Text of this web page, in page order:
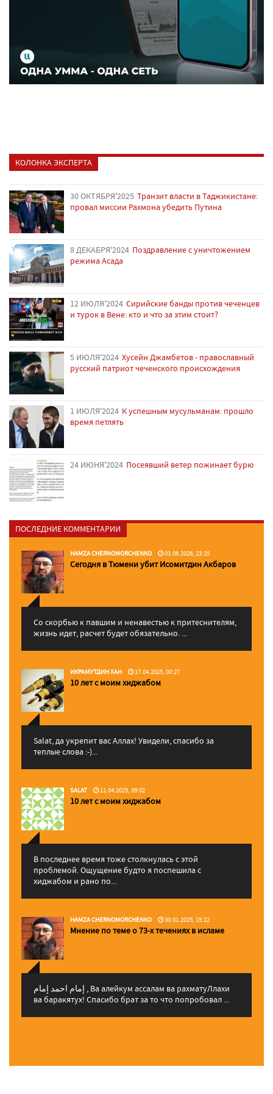
КОЛОНКА ЭКСПЕРТА
30 ОКТЯБРЯ'2025 Транзит власти в Таджикистане:
провал миссии Рахмона убедить Путина
8 ДЕКАБРЯ'2024 Поздравление с уничтожением
режима Асада
12 ИЮЛЯ'2024 Сирийские банды против чеченцев
и турок в Вене: кто и что за этим стоит?
5 ИЮЛЯ'2024 Хусейн Джамбетов - православный
русский патриот чеченского происхождения
1 ИЮЛЯ'2024 К успешным мусульманам: прошло
время петлять
24 ИЮНЯ'2024 Посеявший ветер пожинает бурю
ПОСЛЕДНИЕ КОММЕНТАРИИ
HAMZA CHERNOMORCHENKO 03.06.2026, 23:29
Сегодня в Тюмени убит Исомитдин Акбаров
Со скорбью к павшим и ненавестью к притеснителям,
жизнь идет, расчет будет обязательно. ...
ИКРАМУТДИН ХАН 17.04.2025, 00:27
10 лет с моим хиджабом
Salat, да укрепит вас Аллаx! Увидели, спасибо за
теплые слова :-)...
SALAT 11.04.2025, 09:02
10 лет с моим хиджабом
В последнее время тоже столкнулась с этой
проблемой. Ощущение будто я поспешила с
хиджабом и рано по...
HAMZA CHERNOMORCHENKO 30.01.2025, 15:22
Мнение по теме о 73-х течениях в исламе
إمام احمد إمام , Ва алейкум ассалам ва рахматуЛлахи
ва баракятух! Спасибо брат за то что попробовал ...